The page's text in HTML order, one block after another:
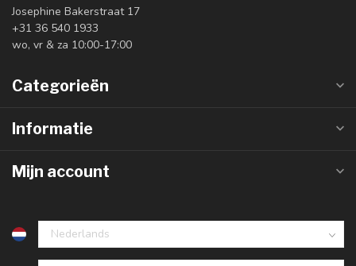
Josephine Bakerstraat 17
+31 36 540 1933
wo, vr & za 10:00-17:00
Categorieën
Informatie
Mijn account